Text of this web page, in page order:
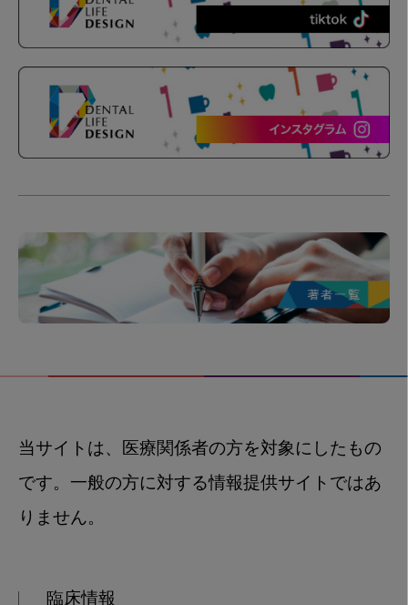
当サイトは、医療関係者の方を対象にしたもの
です。一般の方に対する情報提供サイトではあ
りません。
臨床情報